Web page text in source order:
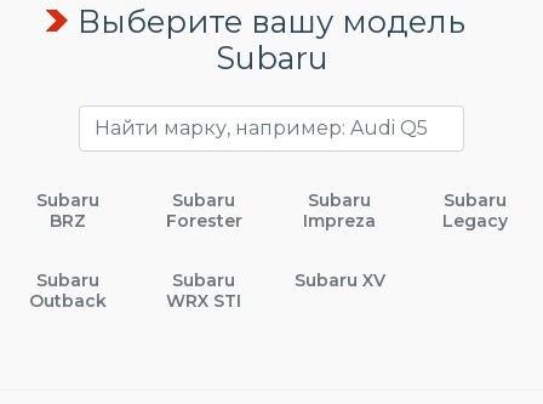
Выберите вашу модель
Subaru
Subaru
BRZ
Subaru
Forester
Subaru
Impreza
Subaru
Legacy
Subaru
Outback
Subaru
WRX STI
Subaru XV